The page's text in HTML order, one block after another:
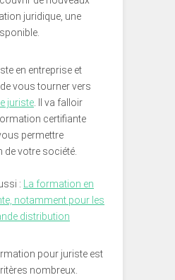
juridique, une
en entreprise et
vous tourner vers
juriste . Il va falloir
certifiante
permettre
de votre société.
:
La formation en
notamment pour les
distribution
pour juriste est
nombreux.